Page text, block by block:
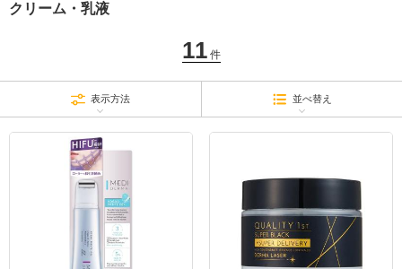
クリーム・乳液
11件
表示方法 並べ替え